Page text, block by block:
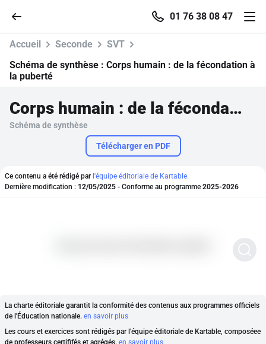
01 76 38 08 47
Parcourir
Accueil Seconde
SVT
Schéma de synthèse : Corps humain : de la fécondation à
la puberté
Corps humain : de la fécondation à la puberté
Schéma de synthèse
Télécharger en PDF
Ce contenu a été rédigé par l'équipe éditoriale de Kartable.
Dernière modification : 12/05/2025 - Conforme au programme 2025-2026
La charte éditoriale garantit la conformité des contenus aux programmes officiels
de l'Éducation nationale. en savoir plus
Les cours et exercices sont rédigés par l'équipe éditoriale de Kartable, composéee
de professeurs certififés et agrégés. en savoir plus